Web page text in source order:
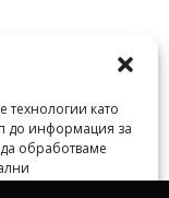
технологии като
до информация за
обработваме
| 2026 ©